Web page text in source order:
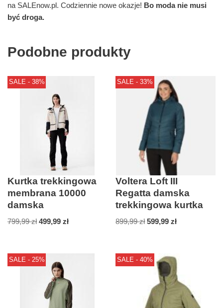
na SALEnow.pl. Codziennie nowe okazje! Bo moda nie musi
być droga.
Podobne produkty
SALE - 38%
Kurtka trekkingowa
membrana 10000
damska
799,99zł 499,99 zł
SALE - 33%
Voltera Loft III
Regatta damska
trekkingowa kurtka
899,99zł 599,99zł
SALE - 25% SALE - 40%